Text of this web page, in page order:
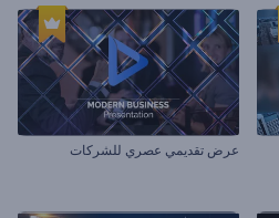
عرض تقديمي عصري للشركات